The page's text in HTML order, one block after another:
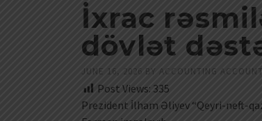
İxrac
dövlət
JUNE 16, 2026 BY ACCOUNTING
Post Views: 335
Prezident İlham Əliyev “Qeyri-neft-